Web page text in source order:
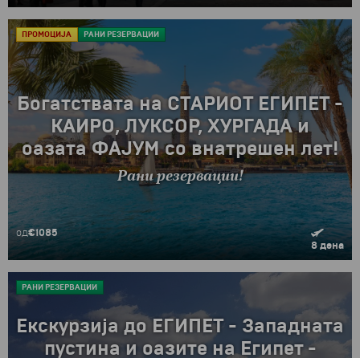
Богатствата на СТАРИОТ ЕГИПЕТ -
КАИРО, ЛУКСОР, ХУРГАДА и
оазата ФАЈУМ со внатрешен лет!
Рани резервации!
од€1085
8 дена
ПРОМОЦИJА РАНИ РЕЗЕРВАЦИИ
Екскурзија до ЕГИПЕТ - Западната
пустина и оазите на Египет -
РАНИ РЕЗЕРВАЦИИ